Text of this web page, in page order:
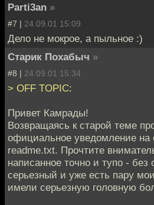
Parti3an »
#7 | 24.09.01 15:09
Дело не мокрое, а пыльное :)
Старик Похабыч »
#8 | 24.09.01 15:34
> OFF TOPIC:
Привет Камрады!
Возвращаясь к старой теме
официальное уведомление на
readme.txt. Прочтите
написанное точно и тупо -
серьезный и уже есть пару
имели серьезную головную